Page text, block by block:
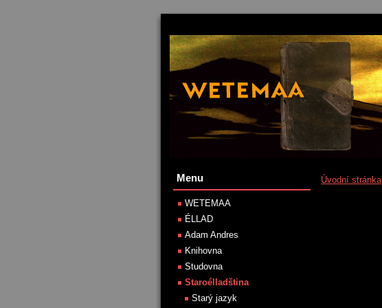
Úvodní stránka
Menu
WETEMAA
ÉLLAD
Adam Andres
Knihovna
Studovna
Staroélladština
Starý jazyk